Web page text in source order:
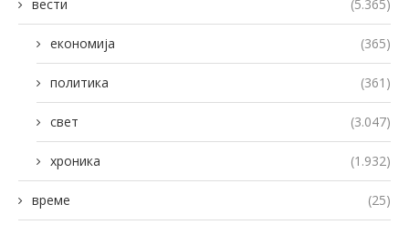
вести (5.365)
економија (365)
политика (361)
свет (3.047)
хроника (1.932)
време (25)